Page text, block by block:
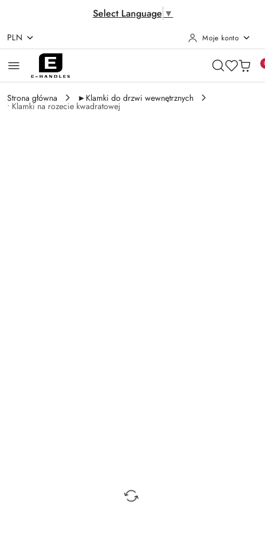
Select Language ▼
Przejdź do treści głównej
Przejdź do wyszukiwarki
Przejdź do moje konto
Przejdź do menu głównego
Przejdź do opisu produktu
Przejdź do stopki
PLN Moje konto
Strona główna ►Klamki do drzwi wewnętrznych
• Klamki na rozecie kwadratowej